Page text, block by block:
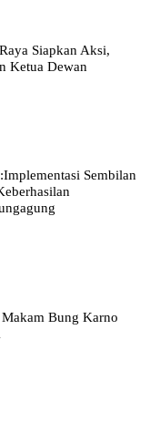
Siapkan Aksi,
Ketua Dewan
Sembilan
Bung Karno